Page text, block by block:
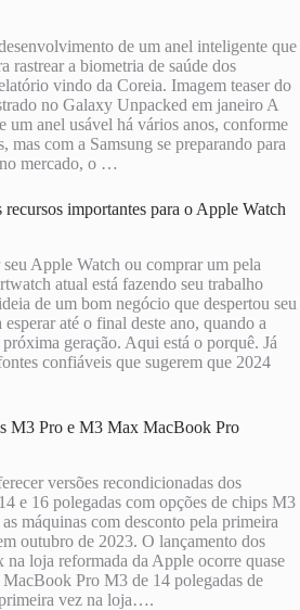
de um anel inteligente que
rastrear a biometria de saúde dos
vindo da Coreia. Imagem teaser do
no Galaxy Unpacked em janeiro A
um anel usável há vários anos, conforme
mas com a Samsung se preparando para
mercado, o …
importantes para o Apple Watch
Apple Watch ou comprar um pela
atual está fazendo seu trabalho
de um bom negócio que despertou seu
até o final deste ano, quando a
geração. Aqui está o porquê. Já
confiáveis ​​que sugerem que 2024
M3 Pro e M3 Max MacBook Pro
versões recondicionadas dos
e 16 polegadas com opções de chips M3
máquinas com desconto pela primeira
outubro de 2023. O lançamento dos
loja reformada da Apple ocorre quase
MacBook Pro M3 de 14 polegadas de
vez na loja….